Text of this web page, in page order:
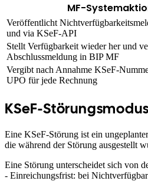
MF-
Veröffentlicht
und via KSeF-API
Stellt Verfügbarkeit wieder her und
Abschlussmeldung in BIP MF
Vergibt nach Annahme KSeF-
UPO für jede Rechnung
KSeF-
Eine KSeF-Störung ist ein
die während der Störung ausgestellt
Eine Störung unterscheidet sich von
- Einreichungsfrist: bei